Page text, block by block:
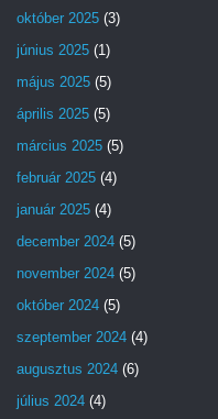
október 2025 (3)
június 2025 (1)
május 2025 (5)
április 2025 (5)
március 2025 (5)
február 2025 (4)
január 2025 (4)
december 2024 (5)
november 2024 (5)
október 2024 (5)
szeptember 2024 (4)
augusztus 2024 (6)
július 2024 (4)